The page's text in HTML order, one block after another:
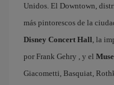
Unidos. El Downtown,
más pintorescos de la
Disney Concert Hall, la
por Frank Gehry , y el
Giacometti, Basquiat,